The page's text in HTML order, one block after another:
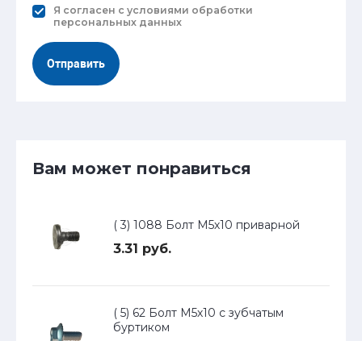
Я согласен с условиями обработки
персональных данных
Отправить
Вам может понравиться
( 3) 1088 Болт М5х10 приварной
3.31 руб.
( 5) 62 Болт М5х10 с зубчатым
буртиком